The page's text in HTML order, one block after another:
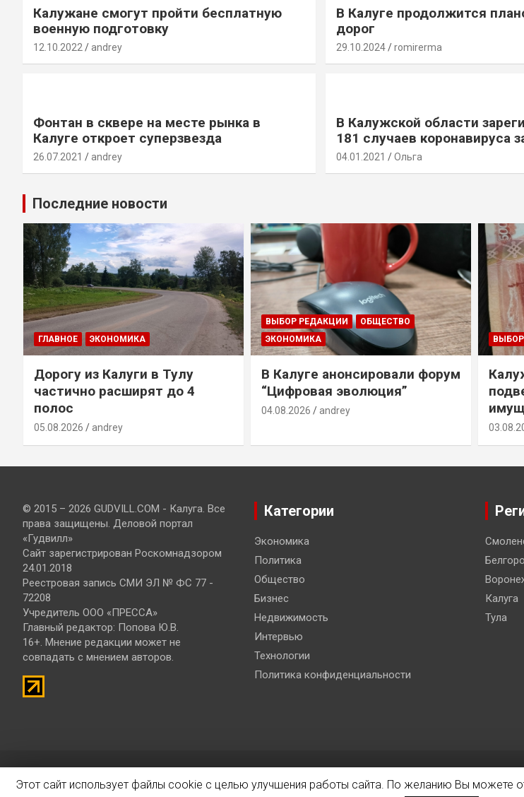
Калужане смогут пройти бесплатную
военную подготовку
12.10.2022 andrey
В Калуге продолжится
дорог
29.10.2024 romirerma
Фонтан в сквере на месте рынка в
Калуге откроет суперзвезда
26.07.2021 andrey
В Калужской области
181 случаев коронавируса
04.01.2021 Ольга
Последние новости
ГЛАВНОЕ ЭКОНОМИКА
Дорогу из Калуги в Тулу
частично расширят до 4
полос
05.08.2026 andrey
ВЫБОР РЕДАКЦИИ
ОБЩЕСТВО
ЭКОНОМИКА
В Калуге анонсировали форум
“Цифровая эволюция”
04.08.2026 andrey
© 2015 – 2026 GUDVILL.COM - Калуга. Все
права защищены. Деловой портал
«Гудвилл»
Сайт зарегистрирован Роскомнадзором
24.01.2018
Реестровая запись СМИ ЭЛ № ФС 77 -
72208
Учредитель ООО «ПРЕССА»
Главный редактор: Попова Ю.В.
16+. Мнение редакции может не
совпадать с мнением авторов.
Категории
Экономика
Политика
Общество
Бизнес
Недвижимость
Интервью
Технологии
Политика конфиденциальности
Калуга
Тула
Этот сайт использует файлы cookie с целью улучшения работы сайта. По желанию Вы можете